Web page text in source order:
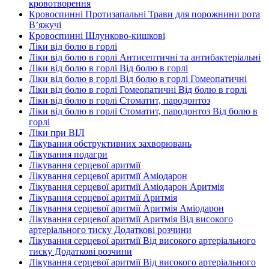
кровотворення
Кровоспинні Протизапальні Трави для порожнини рота
В’яжучі
Кровоспинні Шлунково-кишкові
Ліки від болю в горлі
Ліки від болю в горлі Антисептичні та антибактеріальні
Ліки від болю в горлі Від болю в горлі
Ліки від болю в горлі Від болю в горлі Гомеопатичні
Ліки від болю в горлі Гомеопатичні Від болю в горлі
Ліки від болю в горлі Стоматит, пародонтоз
Ліки від болю в горлі Стоматит, пародонтоз Від болю в
горлі
Ліки при ВІЛ
Лікування обструктивних захворювань
Лікування подагри
Лікування серцевої аритмії
Лікування серцевої аритмії Аміодарон
Лікування серцевої аритмії Аміодарон Аритмія
Лікування серцевої аритмії Аритмія
Лікування серцевої аритмії Аритмія Аміодарон
Лікування серцевої аритмії Аритмія Від високого
артеріального тиску Додаткові розчини
Лікування серцевої аритмії Від високого артеріального
тиску Додаткові розчини
Лікування серцевої аритмії Від високого артеріального